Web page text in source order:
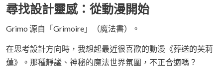
尋找設計靈感：從動漫開始
Grimo 源自「Grimoire」（魔法書）。
在思考設計方向時，我想起最近很喜歡的動漫《葬送的芙莉
蓮》。那種靜謐、神秘的魔法世界氛圍，不正合適嗎？